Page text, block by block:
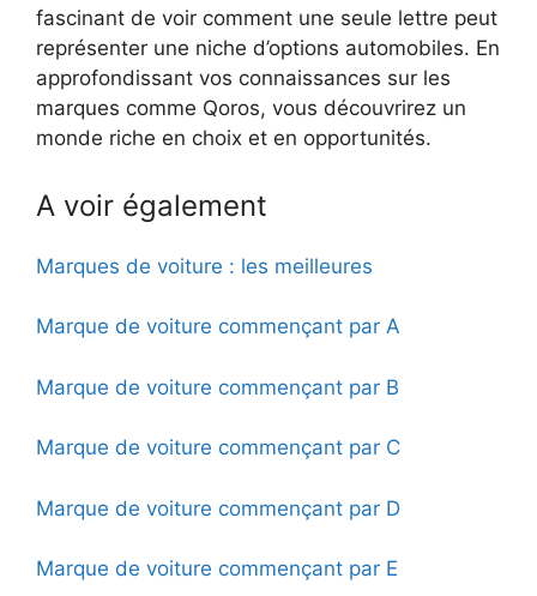
fascinant de voir comment une seule lettre peut
représenter une niche d’options automobiles. En
approfondissant vos connaissances sur les
marques comme Qoros, vous découvrirez un
monde riche en choix et en opportunités.
A voir également
Marques de voiture : les meilleures
Marque de voiture commençant par A
Marque de voiture commençant par B
Marque de voiture commençant par C
Marque de voiture commençant par D
Marque de voiture commençant par E